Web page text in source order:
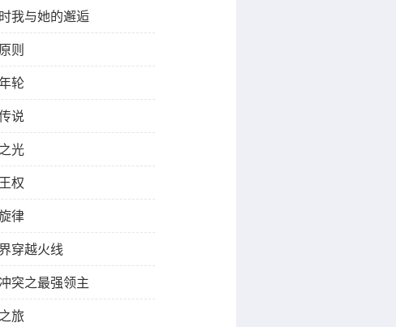
我与她的邂逅
则
轮
说
光
权
律
穿越火线
突之最强领主
旅